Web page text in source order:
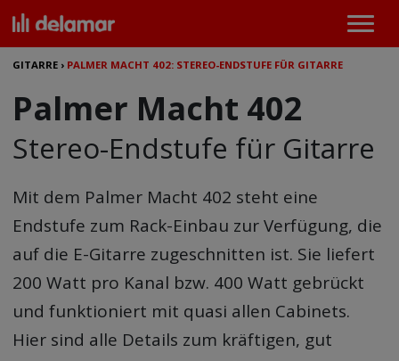
GITARRE › PALMER MACHT 402: STEREO-ENDSTUFE FÜR GITARRE
Palmer Macht 402
Stereo-Endstufe für Gitarre
Mit dem Palmer Macht 402 steht eine
Endstufe zum Rack-Einbau zur Verfügung, die
auf die E-Gitarre zugeschnitten ist. Sie liefert
200 Watt pro Kanal bzw. 400 Watt gebrückt
und funktioniert mit quasi allen Cabinets.
Hier sind alle Details zum kräftigen, gut